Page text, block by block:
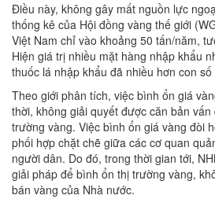
Điều này, không gây mất nguồn lực
thống kê của Hội đồng vàng thế giới
Việt Nam chỉ vào khoảng 50 tấn/năm,
Hiện giá trị nhiều mặt hàng nhập khẩu
thuốc lá nhập khẩu đã nhiều hơn con số
Theo giới phân tích, việc bình ổn giá
thời, không giải quyết được căn bản
trường vàng. Việc bình ổn giá vàng đòi
phối hợp chặt chẽ giữa các cơ quan
người dân. Do đó, trong thời gian tới,
giải pháp để bình ổn thị trường vàng,
bán vàng của Nhà nước.